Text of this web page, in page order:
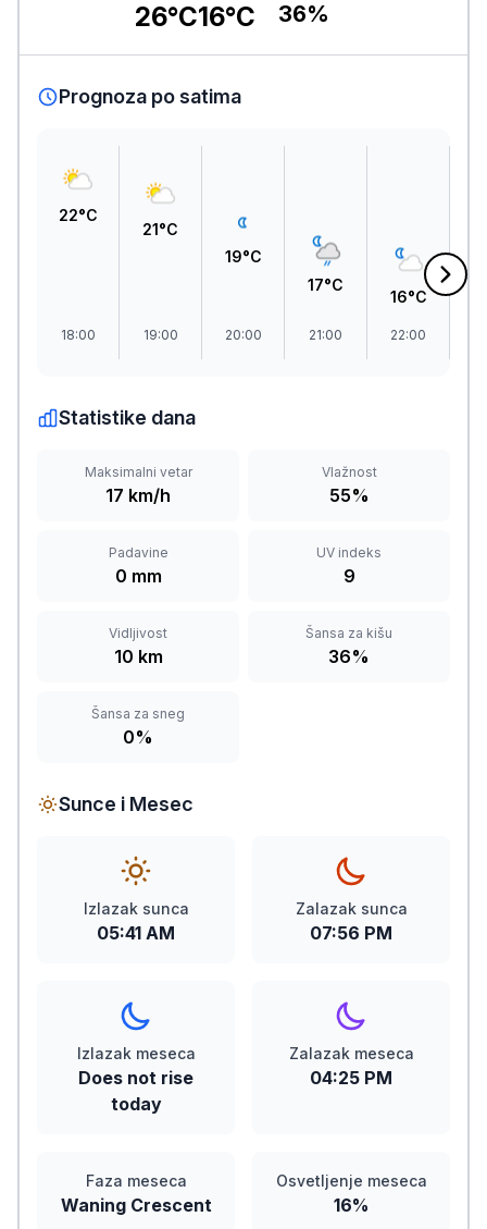
26°C16°C 36%
Prognoza po satima
22°C
18:00
21°C
19:00
19°C
20:00
17°C
21:00
16°C
22:00
Statistike dana
Maksimalni vetar
17 km/h
Vlažnost
55%
Padavine
0 mm
UV indeks
9
Vidljivost
10 km
Šansa za kišu
36%
Šansa za sneg
0%
Sunce i Mesec
Izlazak sunca
05:41 AM
Zalazak sunca
07:56 PM
Izlazak meseca
Does not rise
today
Zalazak meseca
04:25 PM
Faza meseca
Waning Crescent
Osvetljenje meseca
16%